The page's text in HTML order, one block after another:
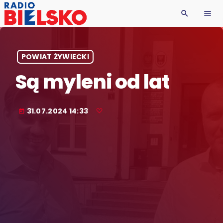
search menu
POWIAT ŻYWIECKI
Są myleni od lat
today 31.07.2024 14:33